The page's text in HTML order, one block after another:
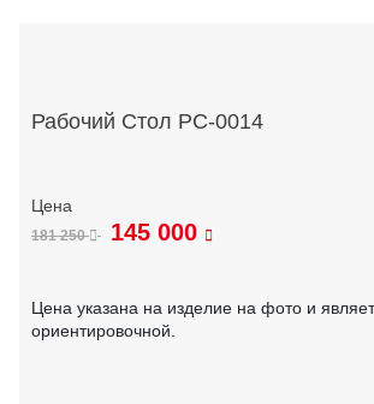
Рабочий Стол РС-0014
181 250 145 000
Цена указана на изделие на фото и
ориентировочной.